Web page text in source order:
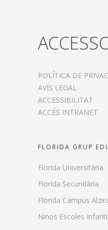
POLÍTICA DE
AVÍS LEGAL
ACCESSIBILITAT
ACCÉS INTRANET
FLORIDA GRUP
Florida Universitària
Florida Secundària
Florida Campus
Ninos Escoles